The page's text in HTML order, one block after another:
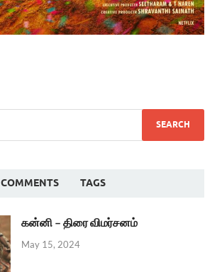
COMMENTS TAGS
கன்னி – திரை விமர்சனம்
May 15, 2024